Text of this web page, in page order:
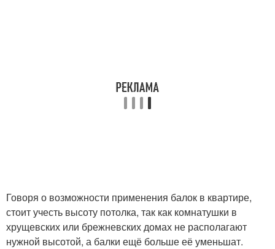
балками
Говоря о возможности применения балок в квартире,
стоит учесть высоту потолка, так как комнатушки в
хрущевских или брежневских домах не располагают
нужной высотой, а балки ещё больше её уменьшат.